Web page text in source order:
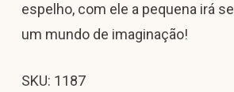
espelho, com ele a pequena irá
um mundo de imaginação!
SKU: 1187